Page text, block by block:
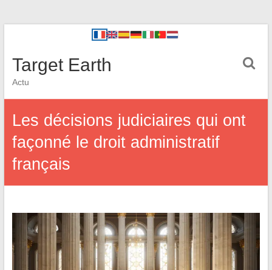
Target Earth
Actu
Les décisions judiciaires qui ont
façonné le droit administratif
français